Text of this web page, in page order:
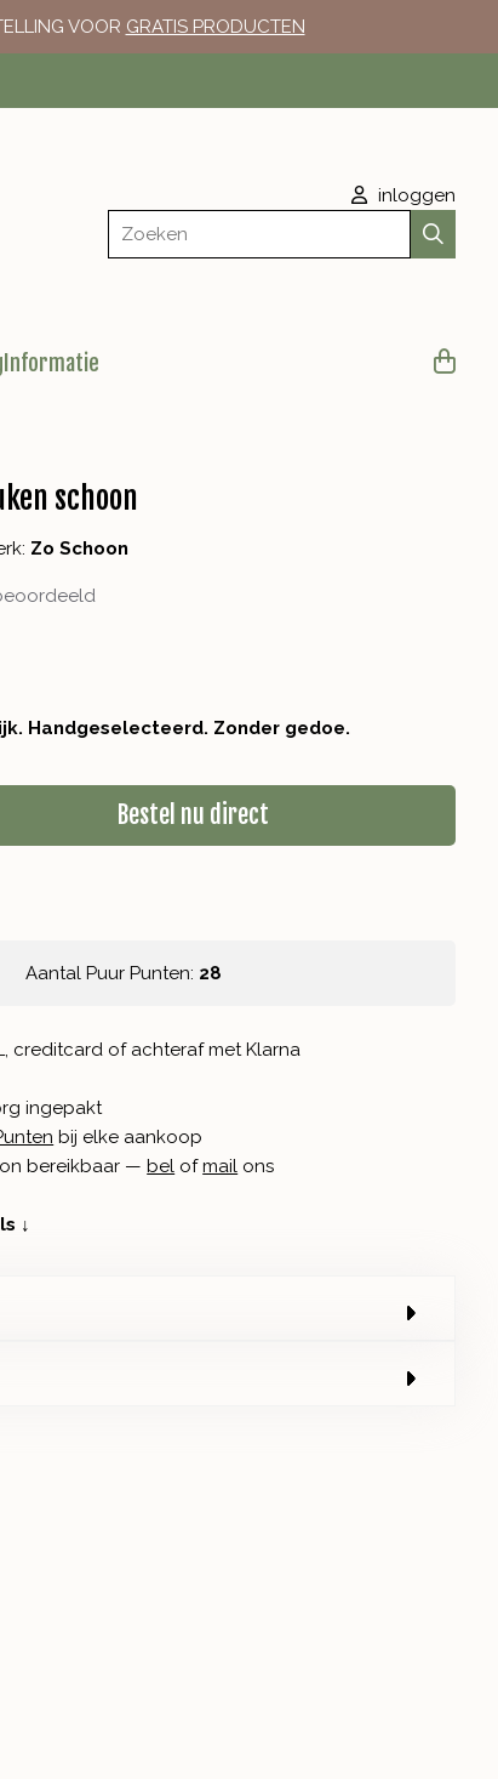
VOOR GRATIS PRODUCTEN
inloggen
Zoeken
Informatie
schoon
Zo Schoon
Handgeselecteerd. Zonder gedoe.
Bestel nu direct
Aantal Puur Punten: 28
creditcard of achteraf met Klarna
ingepakt
bij elke aankoop
bereikbaar — bel ofmail ons
↓